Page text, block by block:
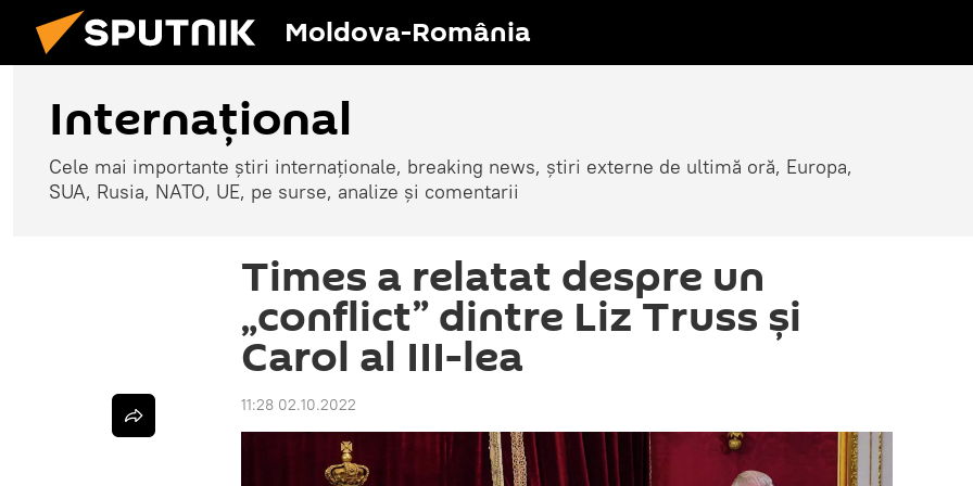
Moldova-România
Internaţional
Cele mai importante știri internaționale, breaking news, știri externe de ultimă oră, Europa,
SUA, Rusia, NATO, UE, pe surse, analize și comentarii
Times a relatat despre un
„conflict” dintre Liz Truss și
Carol al III-lea
11:28 02.10.2022